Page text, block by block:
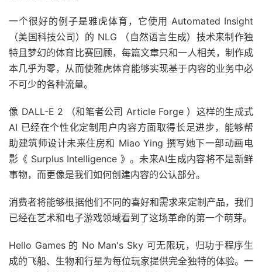
一个很好的例子是雅虎体育，它使用 Automated Insight
（美国科技公司）的 NLG （自然语言生成）技术来制作独
特且梦幻的体育比赛回顾，每篇文章只和一人相关，制作成
本几乎为零，从而使雅虎体育能够实现基于内容的业务中必
不可少的各种流量。
像 DALL-E 2 （和笔者公司 Article Forge ）这样的生成式
AI 已经在个性化定制用户内容方面取得长足进步，能够帮
助建筑师设计未来住房和 Miao Ying 撰写她下一部动画电
影《 Surplus Intelligence 》。未来AI生成内容将不是新鲜
事物，而更像是我们如何创建内容的公认部分。
消费者将能够根据他们不同的喜好和需求来定制产品，我们
已经在艺术和电子游戏领域看到了这场革命的第一个萌芽。
Hello Games 的 No Man's Sky 可无限玩，归功于程序生
成的飞船、生物和行星为每位玩家提供完全独特的体验。一